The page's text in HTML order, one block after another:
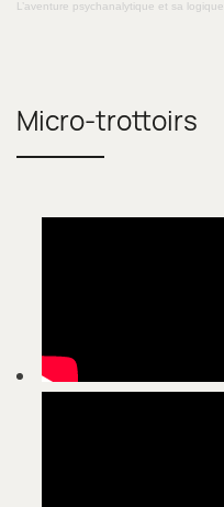
L’aventure psychanalytique et sa logique
Micro-trottoirs